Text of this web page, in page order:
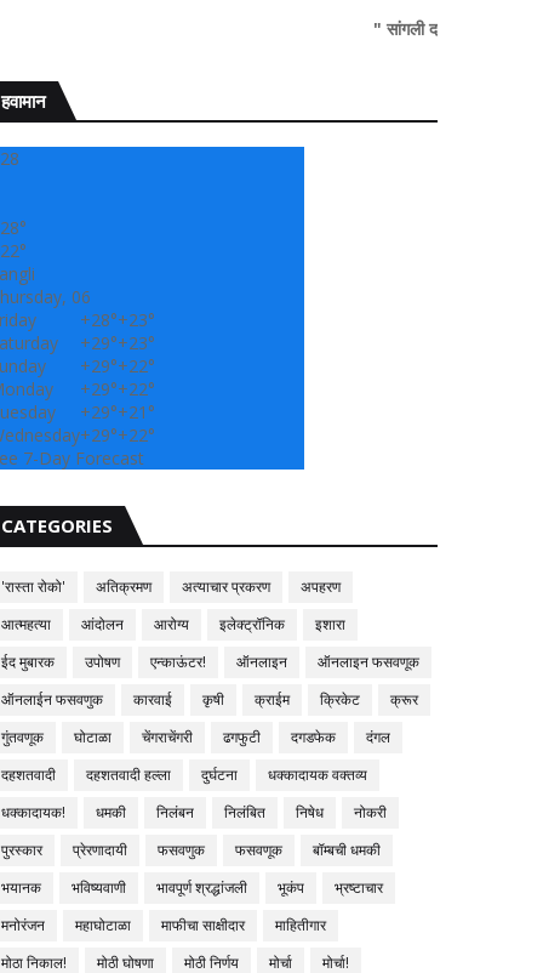
" सांगली दर्पण न्यूज वर आपल्या सर्वांचे
हवामान
28
28°
22°
06
+28°+23°
+29°+23°
+29°+22°
+29°+22°
+29°+21°
+29°+22°
7-Day Forecast
CATEGORIES
'रास्ता रोको' अतिक्रमण अत्याचार प्रकरण
अपहरण
आत्महत्या
आंदोलन आरोग्य इलेक्ट्रॉनिक
इशारा
ईद मुबारक
उपोषण एन्काऊंटर! ऑनलाइन
ऑनलाइन फसवणूक
ऑनलाईन फसवणुक
कारवाई कृषी क्राईम क्रिकेट
क्रूर
गुंतवणूक
घोटाळा चेंगराचेंगरी ढगफुटी दगडफेक
दंगल
दहशतवादी
दहशतवादी हल्ला दुर्घटना
धक्कादायक वक्तव्य
धक्कादायक!
धमकी निलंबन निलंबित निषेध
नोकरी
पुरस्कार
प्रेरणादायी फसवणुक फसवणूक
बॉम्बची धमकी
भयानक
भविष्यवाणी भावपूर्ण श्रद्धांजली भूकंप
भ्रष्टाचार
मनोरंजन
महाघोटाळा माफीचा साक्षीदार
माहितीगार
मोठा निकाल!
मोठी घोषणा मोठी निर्णय मोर्चा
मोर्चा!